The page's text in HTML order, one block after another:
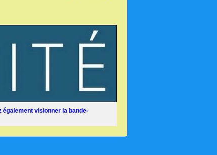
visionner la bande-